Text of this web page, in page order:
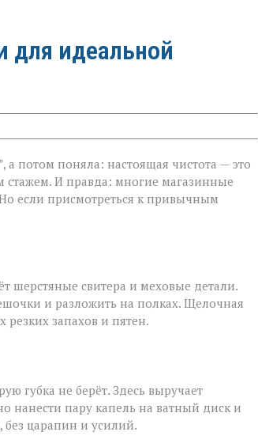
для идеальной
а потом поняла: настоящая чистота — это
стажем. И правда: многие магазинные
если присмотреться к привычным
шерстяные свитера и меховые детали.
и разложить на полках. Щелочная
резких запахов и пятен.
губка не берёт. Здесь выручает
нанести пару капель на ватный диск и
без царапин и усилий.